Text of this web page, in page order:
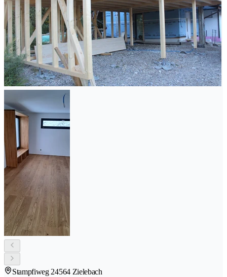
Stampfiweg 24564 Zielebach